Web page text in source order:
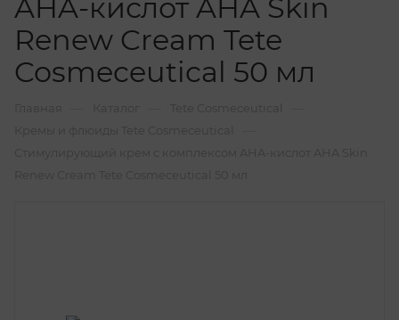
AHA-кислот AHA Skin
Renew Cream Tete
Cosmeceutical 50 мл